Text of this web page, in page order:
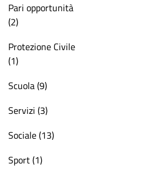
Pari opportunità
(2)
Protezione Civile
(1)
Scuola (9)
Servizi (3)
Sociale (13)
Sport (1)